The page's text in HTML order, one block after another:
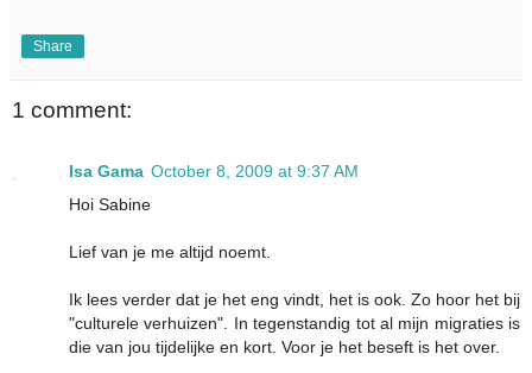
Share
1 comment:
Isa Gama October 8, 2009 at 9:37 AM
Hoi Sabine
Lief van je me altijd noemt.
Ik lees verder dat je het eng vindt, het is ook. Zo hoor het bij
"culturele verhuizen". In tegenstandig tot al mijn migraties is
die van jou tijdelijke en kort. Voor je het beseft is het over.